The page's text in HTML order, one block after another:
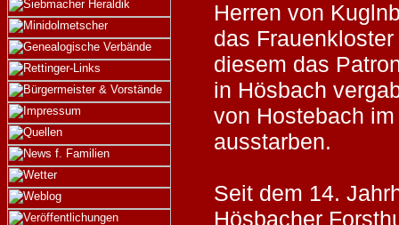
Herren von
das
diesem das
in Hösbach
von Hostebach
ausstarben.
Seit dem 14.
Hösbacher